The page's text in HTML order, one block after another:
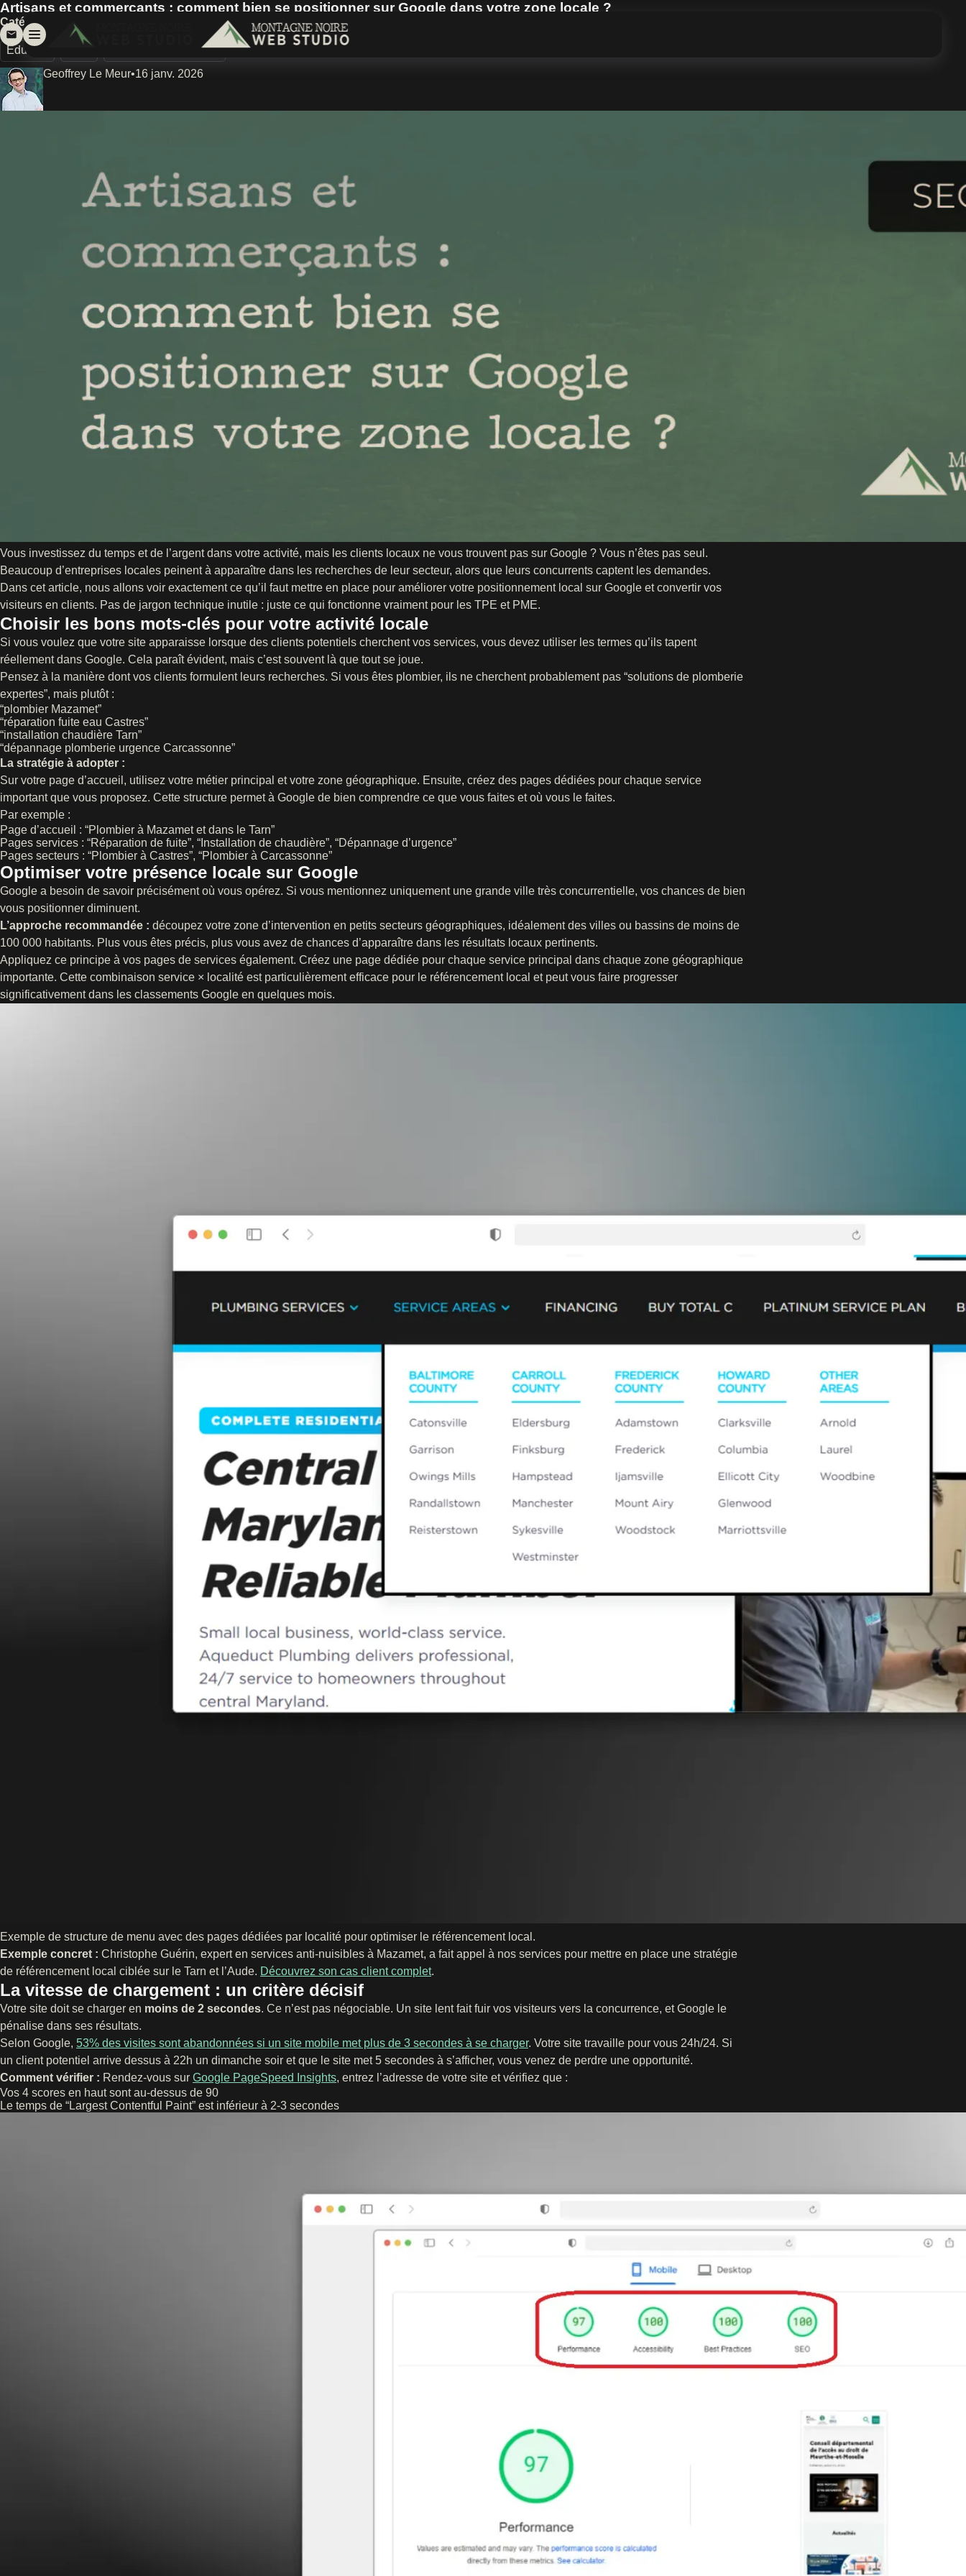
Aller directement au contenu.
Artisans et commerçants : comment bien se positionner sur Google dans votre zone locale ?
Catégories :
Éducatif
Référencement Local
Geoffrey Le Meur•16 janv. 2026
Vous investissez du temps et de l’argent dans votre activité, mais les clients locaux ne vous trouvent pas sur Google ? Vous n’êtes pas seul.
Beaucoup d’entreprises locales peinent à apparaître dans les recherches de leur secteur, alors que leurs concurrents captent les demandes.
Dans cet article, nous allons voir exactement ce qu’il faut mettre en place pour améliorer votre positionnement local sur Google et convertir vos
visiteurs en clients. Pas de jargon technique inutile : juste ce qui fonctionne vraiment pour les TPE et PME.
Choisir les bons mots-clés pour votre activité locale
Si vous voulez que votre site apparaisse lorsque des clients potentiels cherchent vos services, vous devez utiliser les termes qu’ils tapent
réellement dans Google. Cela paraît évident, mais c’est souvent là que tout se joue.
Pensez à la manière dont vos clients formulent leurs recherches. Si vous êtes plombier, ils ne cherchent probablement pas “solutions de plomberie
expertes”, mais plutôt :
“plombier Mazamet”
“réparation fuite eau Castres”
“installation chaudière Tarn”
“dépannage plomberie urgence Carcassonne”
La stratégie à adopter :
Sur votre page d’accueil, utilisez votre métier principal et votre zone géographique. Ensuite, créez des pages dédiées pour chaque service
important que vous proposez. Cette structure permet à Google de bien comprendre ce que vous faites et où vous le faites.
Par exemple :
Page d’accueil : “Plombier à Mazamet et dans le Tarn”
Pages services : “Réparation de fuite”, “Installation de chaudière”, “Dépannage d’urgence”
Pages secteurs : “Plombier à Castres”, “Plombier à Carcassonne”
Optimiser votre présence locale sur Google
Google a besoin de savoir précisément où vous opérez. Si vous mentionnez uniquement une grande ville très concurrentielle, vos chances de bien
vous positionner diminuent.
L’approche recommandée : découpez votre zone d’intervention en petits secteurs géographiques, idéalement des villes ou bassins de moins de
100 000 habitants. Plus vous êtes précis, plus vous avez de chances d’apparaître dans les résultats locaux pertinents.
Appliquez ce principe à vos pages de services également. Créez une page dédiée pour chaque service principal dans chaque zone géographique
importante. Cette combinaison service × localité est particulièrement efficace pour le référencement local et peut vous faire progresser
significativement dans les classements Google en quelques mois.
Exemple de structure de menu avec des pages dédiées par localité pour optimiser le référencement local.
Exemple concret : Christophe Guérin, expert en services anti-nuisibles à Mazamet, a fait appel à nos services pour mettre en place une stratégie
de référencement local ciblée sur le Tarn et l’Aude. Découvrez son cas client complet.
La vitesse de chargement : un critère décisif
Votre site doit se charger en moins de 2 secondes. Ce n’est pas négociable. Un site lent fait fuir vos visiteurs vers la concurrence, et Google le
pénalise dans ses résultats.
Selon Google, 53% des visites sont abandonnées si un site mobile met plus de 3 secondes à se charger. Votre site travaille pour vous 24h/24. Si
un client potentiel arrive dessus à 22h un dimanche soir et que le site met 5 secondes à s’afficher, vous venez de perdre une opportunité.
Comment vérifier : Rendez-vous sur Google PageSpeed Insights, entrez l’adresse de votre site et vérifiez que :
Vos 4 scores en haut sont au-dessus de 90
Le temps de “Largest Contentful Paint” est inférieur à 2-3 secondes